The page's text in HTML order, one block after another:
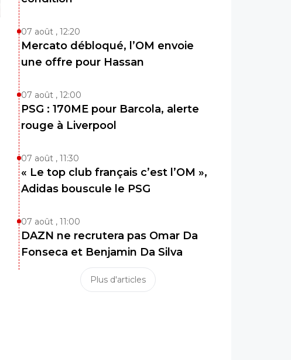
07 août , 12:20
Mercato débloqué, l’OM envoie
une offre pour Hassan
07 août , 12:00
PSG : 170ME pour Barcola, alerte
rouge à Liverpool
07 août , 11:30
« Le top club français c’est l’OM »,
Adidas bouscule le PSG
07 août , 11:00
DAZN ne recrutera pas Omar Da
Fonseca et Benjamin Da Silva
Plus d'articles